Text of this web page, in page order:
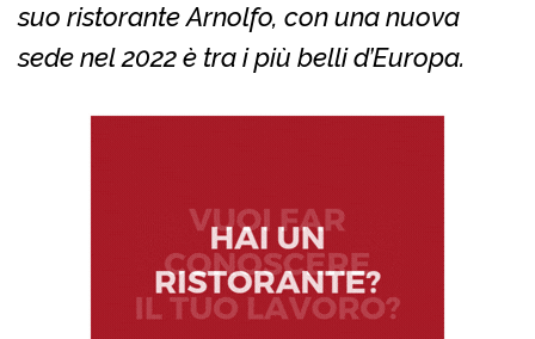
suo ristorante Arnolfo, con una nuova
sede nel 2022 è tra i più belli d’Europa.